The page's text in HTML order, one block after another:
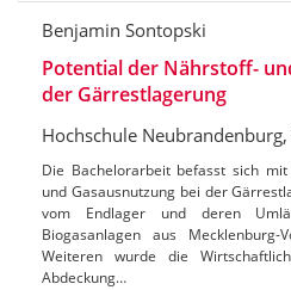
Benjamin Sontopski
Potential der Nährstoff-
der Gärrestlagerung
Hochschule
Die Bachelorarbeit befasst sich
und Gasausnutzung bei der
vom Endlager und deren
Biogasanlagen aus Mecklenburg-
Weiteren wurde die
Abdeckung…